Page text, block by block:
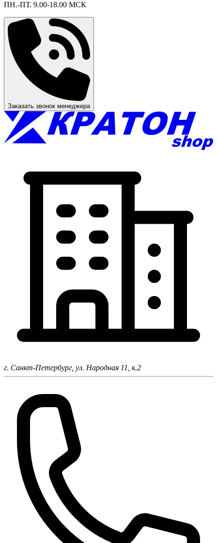
ПН.-ПТ. 9.00-18.00 МСК
Заказать звонок менеджера
г. Санкт-Петербург, ул. Народная 11, к.2